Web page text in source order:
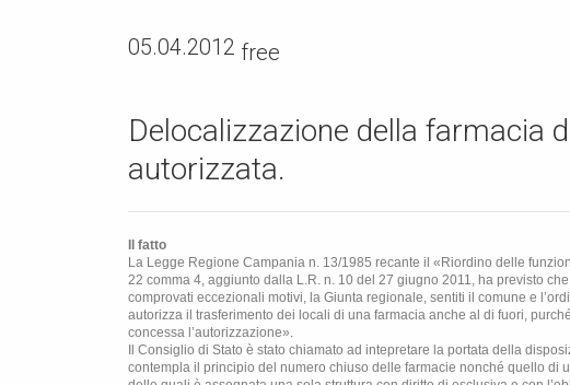
05.04.2012 free
Delocalizzazione della farmacia
autorizzata.
Il fatto
La Legge Regione Campania n. 13/1985 recante il «Riordino delle
22 comma 4, aggiunto dalla L.R. n. 10 del 27 giugno 2011, ha previsto che
comprovati eccezionali motivi, la Giunta regionale, sentiti il comune e
autorizza il trasferimento dei locali di una farmacia anche al di fuori,
concessa l’autorizzazione».
Il Consiglio di Stato è stato chiamato ad intepretare la portata della
contempla il principio del numero chiuso delle farmacie nonché quello di